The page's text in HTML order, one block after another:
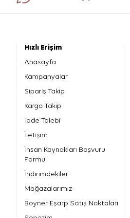
Hızlı Erişim
Anasayfa
Kampanyalar
Sipariş Takip
Kargo Takip
İade Talebi
İletişim
İnsan Kaynakları Başvuru
Formu
İndirimdekiler
Mağazalarımız
Boyner Eşarp Satış Noktaları